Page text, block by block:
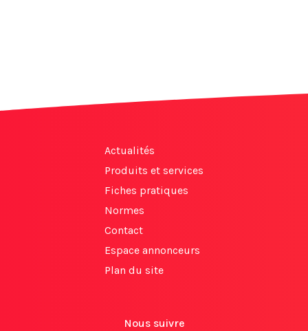
Actualités
Produits et services
Fiches pratiques
Normes
Contact
Espace annonceurs
Plan du site
Nous suivre